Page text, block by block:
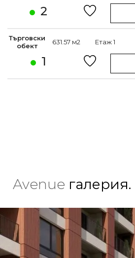
2
1
Търговски
обект
631.57 м2 Етаж 1
Avenue галерия.